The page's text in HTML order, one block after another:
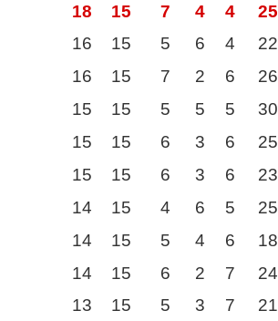
18 15 7 4 4 25
16 15 5 6 4 22
16 15 7 2 6 26
15 15 5 5 5 30
15 15 6 3 6 25
15 15 6 3 6 23
14 15 4 6 5 25
14 15 5 4 6 18
14 15 6 2 7 24
13 15 5 3 7 21